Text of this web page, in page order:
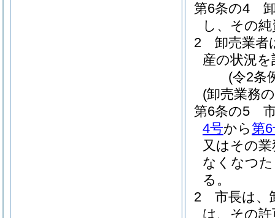
第6条の4
し、その
2
卸売業者
産の状況
(令2条
(卸売業務
第6条の5
4号から第
又はその
なくなつ
る。
2
市長は、
は、その